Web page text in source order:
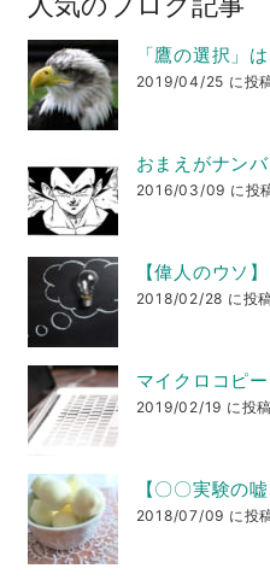
「鷹の選択」
2019/04/25 に投
おまえがナン
2016/03/09 に投
【偉人のウソ
2018/02/28 に投
マイクロコピ
2019/02/19 に投
【〇〇実験の
2018/07/09 に投